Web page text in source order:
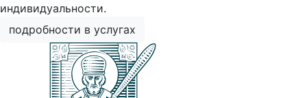
индивидуальности.
подробности в услугах